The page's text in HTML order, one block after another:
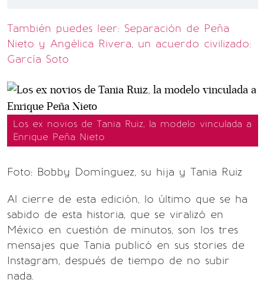
También puedes leer: Separación de Peña
Nieto y Angélica Rivera, un acuerdo civilizado:
García Soto
Los ex novios de Tania Ruiz, la modelo vinculada a
Enrique Peña Nieto
Foto: Bobby Domínguez, su hija y Tania Ruiz
Al cierre de esta edición, lo último que se ha
sabido de esta historia, que se viralizó en
México en cuestión de minutos, son los tres
mensajes que Tania publicó en sus stories de
Instagram, después de tiempo de no subir
nada.